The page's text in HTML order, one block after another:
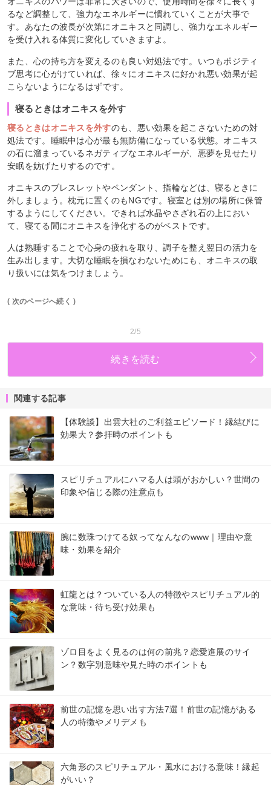
るなど調整して、強力なエネルギーに慣れていくことが大事で
す。あなたの波長が次第にオニキスと同調し、強力なエネルギー
を受け入れる体質に変化していきますよ。
また、心の持ち方を変えるのも良い対処法です。いつもポジティ
ブ思考に心がけていれば、徐々にオニキスに好かれ悪い効果が起
こらないようになるはずです。
寝るときはオニキスを外す
寝るときはオニキスを外すのも、悪い効果を起こさないための対
処法です。睡眠中は心が最も無防備になっている状態。オニキス
の石に溜まっているネガティブなエネルギーが、悪夢を見せたり
安眠を妨げたりするのです。
オニキスのブレスレットやペンダント、指輪などは、寝るときに
外しましょう。枕元に置くのもNGです。寝室とは別の場所に保管
するようにしてください。できれば水晶やさざれ石の上におい
て、寝てる間にオニキスを浄化するのがベストです。
人は熟睡することで心身の疲れを取り、調子を整え翌日の活力を
生み出します。大切な睡眠を損なわないためにも、オニキスの取
り扱いには気をつけましょう。
( 次のページへ続く )
2/5
続きを読む
関連する記事
【体験談】出雲大社のご利益エピソード！縁結びに
効果大？参拝時のポイントも
スピリチュアルにハマる人は頭がおかしい？世間の
印象や信じる際の注意点も
腕に数珠つけてる奴ってなんなのwww｜理由や意
味・効果を紹介
虹龍とは？ついている人の特徴やスピリチュアル的
な意味・待ち受け効果も
ゾロ目をよく見るのは何の前兆？恋愛進展のサイ
ン？数字別意味や見た時のポイントも
前世の記憶を思い出す方法7選！前世の記憶がある
人の特徴やメリデメも
六角形のスピリチュアル・風水における意味！縁起
がいい？